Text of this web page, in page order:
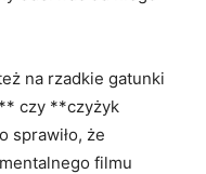
na rzadkie gatunki
czy **czyżyk
sprawiło, że
filmu